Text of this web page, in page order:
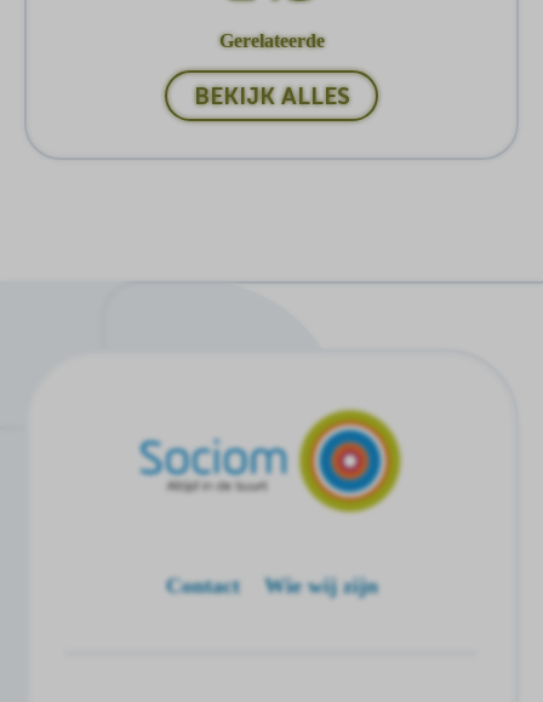
Gerelateerde
BEKIJK ALLES
naar
Contact Wie wij zijn